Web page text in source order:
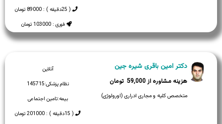
( 25دقیقه ) : 89000 تومان
فوری : 103000 تومان
آنلاین
نظام پزشکی:145715
بیمه:تامین اجتماعی
( 15دقیقه ) : 201000 تومان
دکتر امین باقری شیره جین
59,000
متخصص کلیه و مجاری ادراری (اورولوژی)